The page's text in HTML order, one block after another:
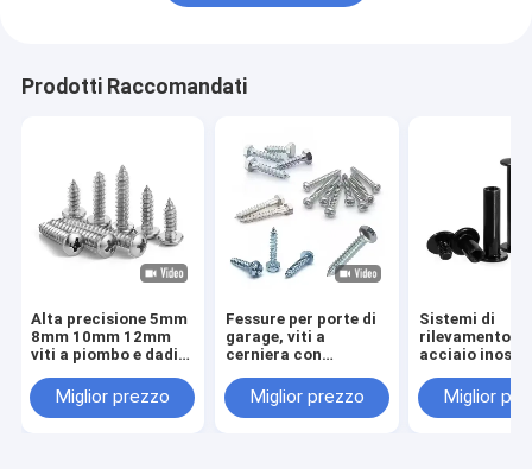
Prodotti Raccomandati
Alta precisione 5mm
8mm 10mm 12mm
viti a piombo e dadi
Acciaio inossidabile
viti trapezoidali viti
Miglior prezzo
Fessure per porte di
garage, viti a
cerniera con
gomma, bulloni per
binari
Miglior prezzo
Sistemi di
rilevamento di
acciaio
Miglior